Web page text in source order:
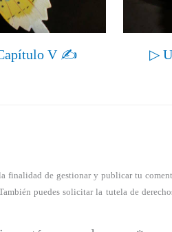
V ✍ ▷
de gestionar y publicar tu
puedes solicitar la tutela de